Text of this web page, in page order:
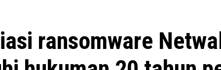
ransomware